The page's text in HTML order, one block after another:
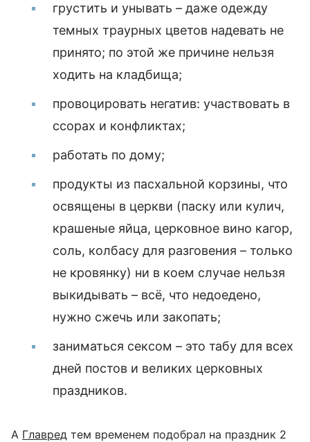
грустить и унывать – даже одежду
темных траурных цветов надевать не
принято; по этой же причине нельзя
ходить на кладбища;
провоцировать негатив: участвовать в
ссорах и конфликтах;
работать по дому;
продукты из пасхальной корзины, что
освящены в церкви (паску или кулич,
крашеные яйца, церковное вино кагор,
соль, колбасу для разговения – только
не кровянку) ни в коем случае нельзя
выкидывать – всё, что недоедено,
нужно сжечь или закопать;
заниматься сексом – это табу для всех
дней постов и великих церковных
праздников.
А Главред тем временем подобрал на праздник 2